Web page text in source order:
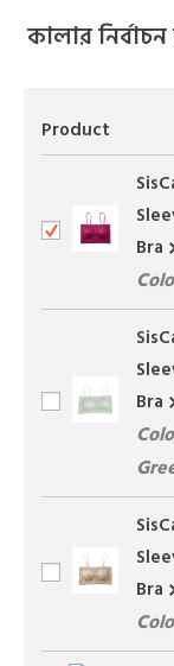
কালার
Product
Bra
Bra
Bra